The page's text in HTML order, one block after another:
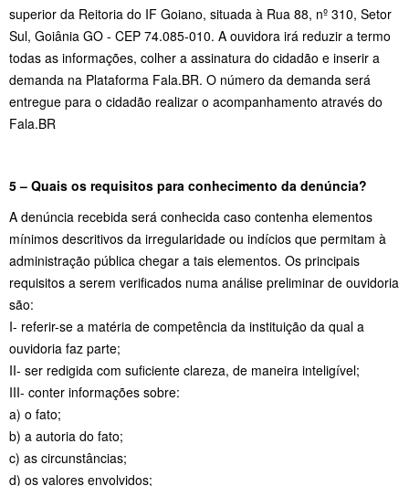
superior da Reitoria do IF Goiano, situada à Rua 88, nº 310, Setor
Sul, Goiânia GO - CEP 74.085-010. A ouvidora irá reduzir a termo
todas as informações, colher a assinatura do cidadão e inserir a
demanda na Plataforma Fala.BR. O número da demanda será
entregue para o cidadão realizar o acompanhamento através do
Fala.BR
5 – Quais os requisitos para conhecimento da denúncia?
A denúncia recebida será conhecida caso contenha elementos
mínimos descritivos da irregularidade ou indícios que permitam à
administração pública chegar a tais elementos. Os principais
requisitos a serem verificados numa análise preliminar de ouvidoria
são:
I- referir-se a matéria de competência da instituição da qual a
ouvidoria faz parte;
II- ser redigida com suficiente clareza, de maneira inteligível;
III- conter informações sobre:
a) o fato;
b) a autoria do fato;
c) as circunstâncias;
d) os valores envolvidos;